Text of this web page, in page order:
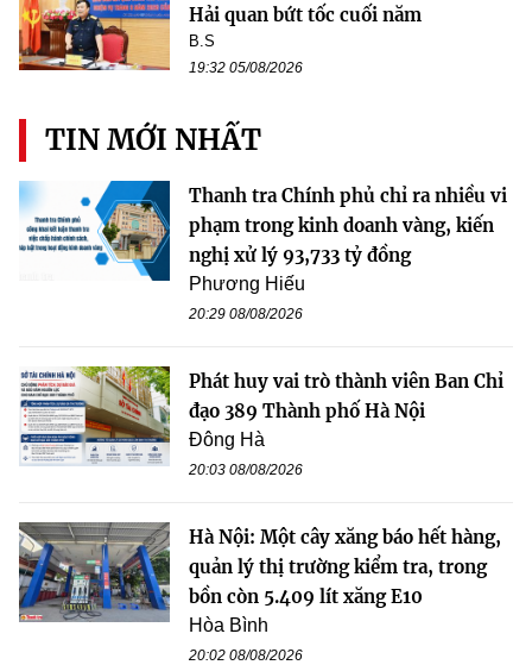
Hải quan bứt tốc cuối năm
B.S
19:32 05/08/2026
TIN MỚI NHẤT
Thanh tra Chính phủ chỉ ra nhiều vi
phạm trong kinh doanh vàng, kiến
nghị xử lý 93,733 tỷ đồng
Phương Hiếu
20:29 08/08/2026
Phát huy vai trò thành viên Ban Chỉ
đạo 389 Thành phố Hà Nội
Đông Hà
20:03 08/08/2026
Hà Nội: Một cây xăng báo hết hàng,
quản lý thị trường kiểm tra, trong
bồn còn 5.409 lít xăng E10
Hòa Bình
20:02 08/08/2026